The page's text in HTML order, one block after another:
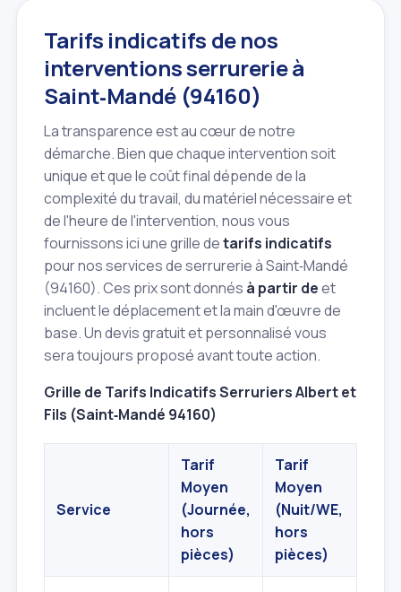
Tarifs indicatifs de nos
interventions serrurerie à
Saint‑Mandé (94160)
La transparence est au cœur de notre
démarche. Bien que chaque intervention soit
unique et que le coût final dépende de la
complexité du travail, du matériel nécessaire et
de l'heure de l'intervention, nous vous
fournissons ici une grille detarifs indicatifs
pour nos services de serrurerie à Saint‑Mandé
(94160). Ces prix sont donnés à partir deet
incluent le déplacement et la main d'œuvre de
base. Un devis gratuit et personnalisé vous
sera toujours proposé avant toute action.
Grille de Tarifs Indicatifs Serruriers Albert et
Fils (Saint‑Mandé 94160)
Service
Tarif
Moyen
(Journée,
hors
pièces)
Tarif
Moyen
(Nuit/WE,
hors
pièces)